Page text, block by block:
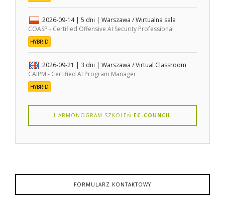
2026-09-14 | 5 dni | Warszawa / Wirtualna sala
COASP - Certified Offensive AI Security Professional
HYBRID
2026-09-21 | 3 dni | Warszawa / Virtual Classroom
CAIPM - Certified AI Program Manager
HYBRID
HARMONOGRAM SZKOLEŃ EC-COUNCIL
FORMULARZ KONTAKTOWY